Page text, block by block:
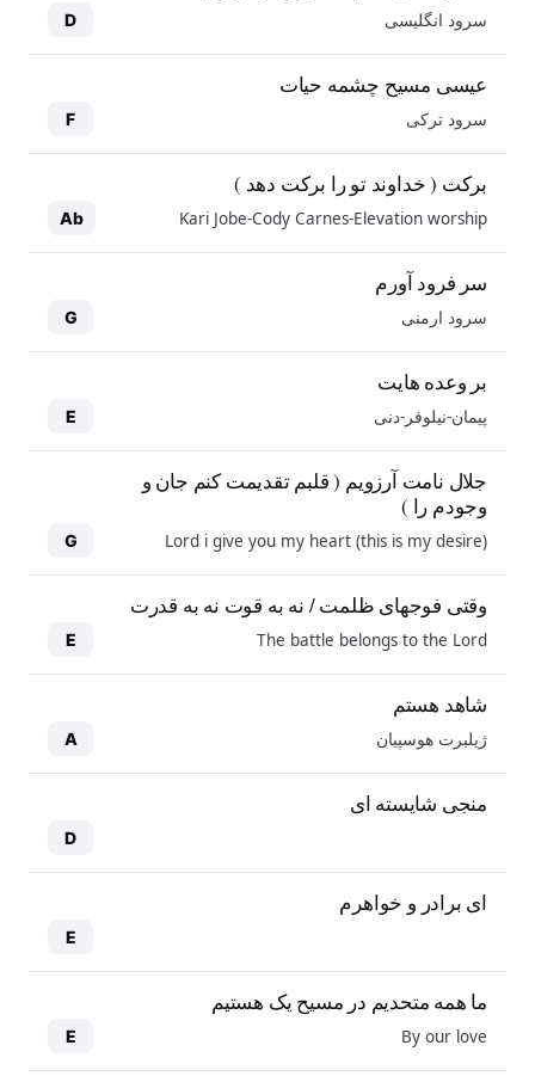
سرود انگلیسی D
عیسی مسیح چشمه حیات
سرود ترکی F
برکت ( خداوند تو را برکت دهد )
Kari Jobe-Cody Carnes-Elevation worship
Ab
سر فرود آورم
سرود ارمنی G
بر وعده هایت
پیمان-نیلوفر-دنی E
جلال نامت آرزویم ( قلبم تقدیمت کنم جان و
وجودم را )
Lord i give you my heart (this is my desire)
G
وقتی فوجهای ظلمت / نه به قوت نه به قدرت
The battle belongs to the Lord
E
شاهد هستم
ژیلبرت هوسپیان A
منجی شایسته ای
D
ای برادر و خواهرم
E
ما همه متحدیم در مسیح یک هستیم
By our love
E